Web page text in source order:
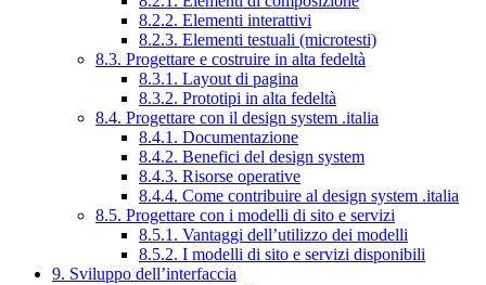
8.2.2. Elementi interattivi
8.2.3. Elementi testuali (microtesti)
8.3. Progettare e costruire in alta fedeltà
8.3.1. Layout di pagina
8.3.2. Prototipi in alta fedeltà
8.4. Progettare con il design system .italia
8.4.1. Documentazione
8.4.2. Benefici del design system
8.4.3. Risorse operative
8.4.4. Come contribuire al design system .italia
8.5. Progettare con i modelli di sito e servizi
8.5.1. Vantaggi dell’utilizzo dei modelli
8.5.2. I modelli di sito e servizi disponibili
9. Sviluppo dell’interfaccia